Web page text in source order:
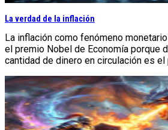
La verdad de la inflación
La inflación como fenómeno
el premio Nobel de Economía porque
cantidad de dinero en circulación es el